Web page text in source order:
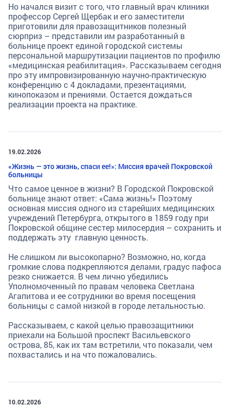
Но начался визит с того, что главный врач клиники
профессор Сергей Щербак и его заместители
приготовили для правозащитников полезный
сюрприз – представили им разработанный в
больнице проект единой городской системы
персональной маршрутизации пациентов по профилю
«медицинская реабилитация». Рассказываем сегодня
про эту импровизированную научно-практическую
конференцию с 4 докладами, презентациями,
кинопоказом и прениями. Остается дождаться
реализации проекта на практике.
19.02.2026
«Жизнь — это жизнь, спаси ее!»: Миссия врачей Покровской
больницы
Что самое ценное в жизни? В Городской Покровской
больнице знают ответ: «Сама жизнь!» Поэтому
основная миссия одного из старейших медицинских
учреждений Петербурга, открытого в 1859 году при
Покровской общине сестер милосердия – сохранить и
поддержать эту главную ценность.
Не слишком ли высокопарно? Возможно, но, когда
громкие слова подкрепляются делами, градус пафоса
резко снижается. В чем лично убедились
Уполномоченный по правам человека Светлана
Агапитова и ее сотрудники во время посещения
больницы с самой низкой в городе летальностью.
Рассказываем, с какой целью правозащитники
приехали на Большой проспект Васильевского
острова, 85, как их там встретили, что показали, чем
похвастались и на что пожаловались.
10.02.2026